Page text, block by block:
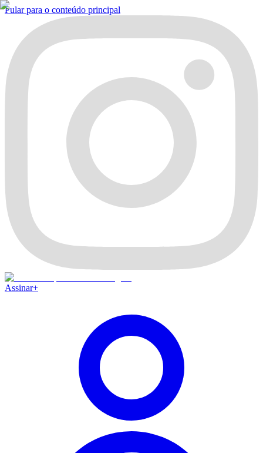
Pular para o conteúdo principal
Assinar+